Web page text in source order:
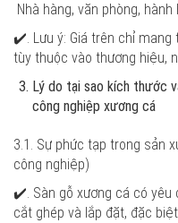
Nhà hàng, văn phòng, hành
✔️. Lưu ý: Giá trên chỉ mang
tùy thuộc vào thương hiệu,
Lý do tại sao kích thước
công nghiệp xương cá
3.1. Sự phức tạp trong sản
công nghiệp)
✔️. Sàn gỗ xương cá có yêu
cắt ghép và lắp đặt, đặc